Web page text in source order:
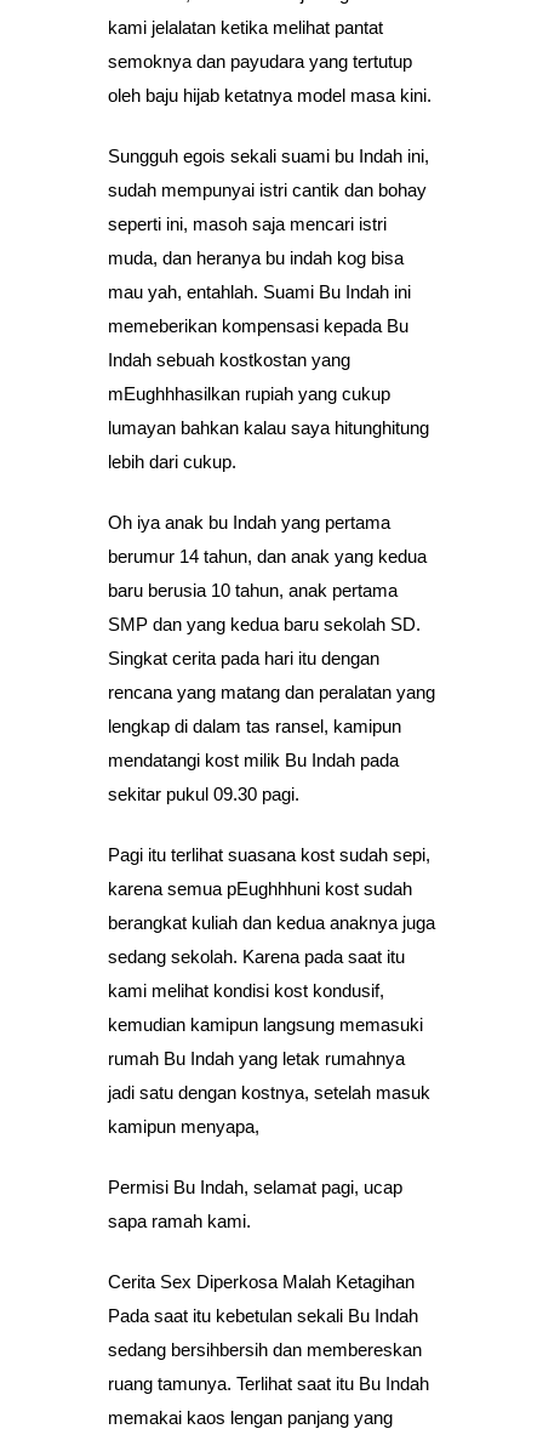
kami jelalatan ketika melihat pantat
semoknya dan payudara yang tertutup
oleh baju hijab ketatnya model masa kini.
Sungguh egois sekali suami bu Indah ini,
sudah mempunyai istri cantik dan bohay
seperti ini, masoh saja mencari istri
muda, dan heranya bu indah kog bisa
mau yah, entahlah. Suami Bu Indah ini
memeberikan kompensasi kepada Bu
Indah sebuah kostkostan yang
mEughhhasilkan rupiah yang cukup
lumayan bahkan kalau saya hitunghitung
lebih dari cukup.
Oh iya anak bu Indah yang pertama
berumur 14 tahun, dan anak yang kedua
baru berusia 10 tahun, anak pertama
SMP dan yang kedua baru sekolah SD.
Singkat cerita pada hari itu dengan
rencana yang matang dan peralatan yang
lengkap di dalam tas ransel, kamipun
mendatangi kost milik Bu Indah pada
sekitar pukul 09.30 pagi.
Pagi itu terlihat suasana kost sudah sepi,
karena semua pEughhhuni kost sudah
berangkat kuliah dan kedua anaknya juga
sedang sekolah. Karena pada saat itu
kami melihat kondisi kost kondusif,
kemudian kamipun langsung memasuki
rumah Bu Indah yang letak rumahnya
jadi satu dengan kostnya, setelah masuk
kamipun menyapa,
Permisi Bu Indah, selamat pagi, ucap
sapa ramah kami.
Cerita Sex Diperkosa Malah Ketagihan
Pada saat itu kebetulan sekali Bu Indah
sedang bersihbersih dan membereskan
ruang tamunya. Terlihat saat itu Bu Indah
memakai kaos lengan panjang yang